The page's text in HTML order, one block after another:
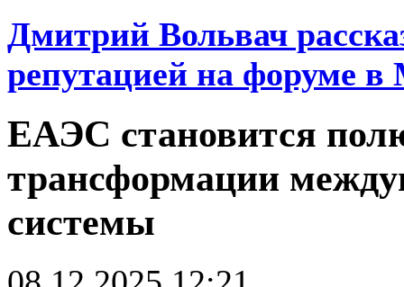
Дмитрий Вольвач
репутацией на форуме в
ЕАЭС становится
трансформации
системы